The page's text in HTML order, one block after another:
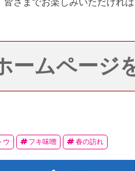
ームページ
ウ フキ味噌 春の訪れ